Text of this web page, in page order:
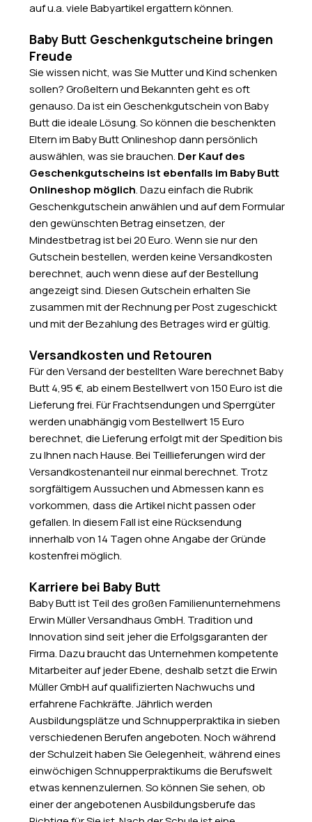
auf u.a. viele Babyartikel ergattern können.
Baby Butt Geschenkgutscheine bringen
Freude
Sie wissen nicht, was Sie Mutter und Kind schenken
sollen? Großeltern und Bekannten geht es oft
genauso. Da ist ein Geschenkgutschein von Baby
Butt die ideale Lösung. So können die beschenkten
Eltern im Baby Butt Onlineshop dann persönlich
auswählen, was sie brauchen. Der Kauf des
Geschenkgutscheins ist ebenfalls im Baby Butt
Onlineshop möglich. Dazu einfach die Rubrik
Geschenkgutschein anwählen und auf dem Formular
den gewünschten Betrag einsetzen, der
Mindestbetrag ist bei 20 Euro. Wenn sie nur den
Gutschein bestellen, werden keine Versandkosten
berechnet, auch wenn diese auf der Bestellung
angezeigt sind. Diesen Gutschein erhalten Sie
zusammen mit der Rechnung per Post zugeschickt
und mit der Bezahlung des Betrages wird er gültig.
Versandkosten und Retouren
Für den Versand der bestellten Ware berechnet Baby
Butt 4,95 €, ab einem Bestellwert von 150 Euro ist die
Lieferung frei. Für Frachtsendungen und Sperrgüter
werden unabhängig vom Bestellwert 15 Euro
berechnet, die Lieferung erfolgt mit der Spedition bis
zu Ihnen nach Hause. Bei Teillieferungen wird der
Versandkostenanteil nur einmal berechnet. Trotz
sorgfältigem Aussuchen und Abmessen kann es
vorkommen, dass die Artikel nicht passen oder
gefallen. In diesem Fall ist eine Rücksendung
innerhalb von 14 Tagen ohne Angabe der Gründe
kostenfrei möglich.
Karriere bei Baby Butt
Baby Butt ist Teil des großen Familienunternehmens
Erwin Müller Versandhaus GmbH. Tradition und
Innovation sind seit jeher die Erfolgsgaranten der
Firma. Dazu braucht das Unternehmen kompetente
Mitarbeiter auf jeder Ebene, deshalb setzt die Erwin
Müller GmbH auf qualifizierten Nachwuchs und
erfahrene Fachkräfte. Jährlich werden
Ausbildungsplätze und Schnupperpraktika in sieben
verschiedenen Berufen angeboten. Noch während
der Schulzeit haben Sie Gelegenheit, während eines
einwöchigen Schnupperpraktikums die Berufswelt
etwas kennenzulernen. So können Sie sehen, ob
einer der angebotenen Ausbildungsberufe das